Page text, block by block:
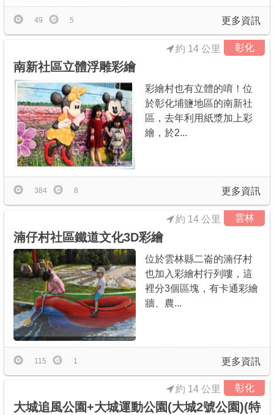
更多資訊
49 5
彰化
約 14 公里
南新社區立體浮雕彩繪
彩繪村也有立體的唷！位
於彰化埔鹽地區的南新社
區，去年利用紙漿加上彩
繪，於2...
更多資訊
384 8
雲林
約 14 公里
湳仔村社區鐵道文化3D彩繪
位於雲林縣二崙的湳仔村
也加入彩繪村行列嘍，這
裡分3個區塊，有卡通彩繪
牆、農...
更多資訊
115 1
彰化
約 14 公里
大城追風公園+大城運動公園(大城2號公園)(特